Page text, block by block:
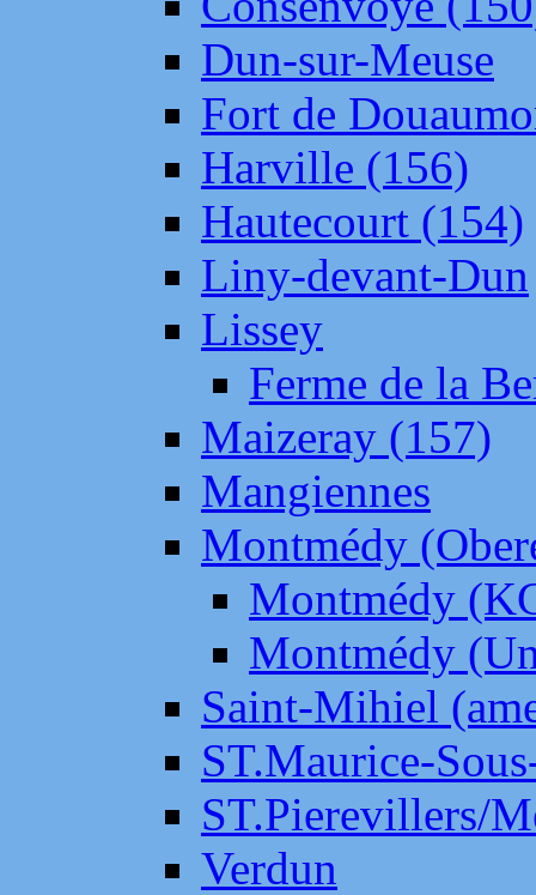
Dun-sur-Meuse
Fort de
Harville (156)
Hautecourt (154)
Liny-devant-Dun
Lissey
Ferme de la
Maizeray (157)
Mangiennes
Montmédy
Montmédy
Montmédy
Saint-Mihiel
ST.Maurice-
ST.Pierevillers/
Verdun